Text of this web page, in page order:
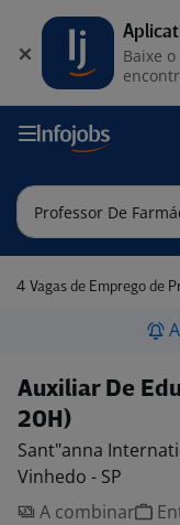
4 Vagas de Emprego de
Auxiliar De
20H)
Sant"anna
Vinhedo - SP
A combinar
Baixe